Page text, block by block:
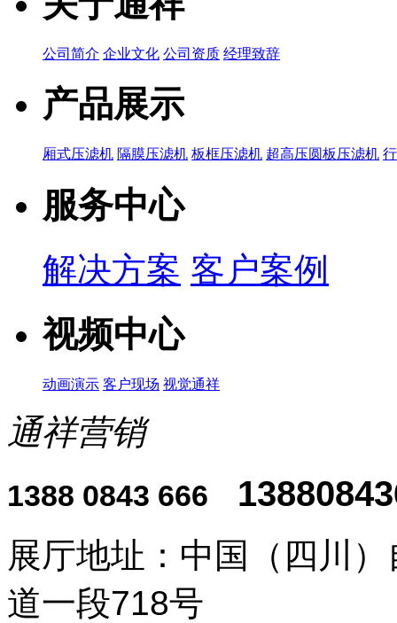
公司简介 企业文化 公司资质 经理致辞
产品展示
厢式压滤机 隔膜压滤机 板框压滤机 超高压圆板压滤机
服务中心
解决方案 客户案例
视频中心
动画演示 客户现场 视觉通祥
通祥营销
1388 0843 666
展厅地址：中国（四川
道一段718号